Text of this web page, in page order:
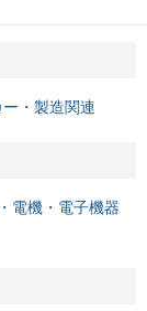
・製造関連
電機・電子機器